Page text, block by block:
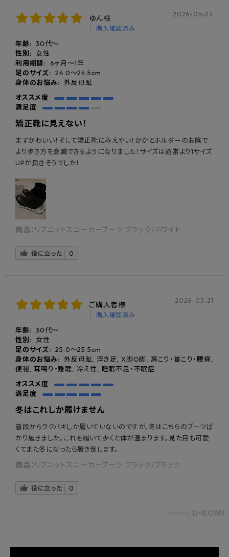
◎かかと着地にしっかり角度がついている
靴底の傾斜設計で
自然にかかと重心へ
靴底には、体重が自然とかかと側に乗りやすい傾斜設計を採用。
無理に意識しなくても、立つ・歩く動作の中でかかと重心のポジションへ導
かれます。
姿勢と体幹が安定する、
かかと重心を促す設計
ゆん様
購入確認済み
2026-05-24
年齢: 30代～
性別:
女性
利用期間:
6ヶ月〜1年
足のサイズ: 24.0〜24.5cm
身体のお悩み: 外反母趾
オススメ度
満足度
矯正靴に見えない！
まずかわいい！そして矯正靴にみえやい！かかとホルダーのお陰で
より歩き方を意識できるようになりました！サイズは通常より1サイズ
UPが良さそうでした！
商品： リブニットスニーカーブーツ ブラック/ホワイト
役に立った 0
ご購入者様
購入確認済み
2026-05-21
年齢: 30代～
性別:
女性
足のサイズ: 25.0〜25.5cm
身体のお悩み: 外反母趾, 浮き足, X脚O脚, 肩こり・首こり・腰痛,
便秘, 耳鳴り・難聴, 冷え性, 睡眠不足・不眠症
オススメ度
満足度
冬はこれしか履けません
普段からラクバキしか履いていないのですが、冬はこちらのブーツば
かり履きました。これを履いて歩くと体が温まります。見た目も可愛
くてまた冬になったら履き倒します。
商品： リブニットスニーカーブーツ ブラック/ブラック
役に立った 0